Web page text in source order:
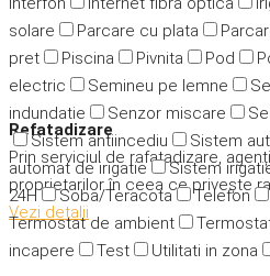
solare
Parcare cu plata
pret
Piscina Pivnita Pod
electric
Semineu pe lemne
indundatie
Senzor miscare
Sistem antiincediu
Sistem
automat de irigatie
Sistem
24H
Soba/Teracota Telefon
Termostat de ambient
incapere
Test Utilitati in zona
Refatadizare
Prin serviciul de rafatadizare,
proprietarilor în ceea ce privește
Vezi detalii